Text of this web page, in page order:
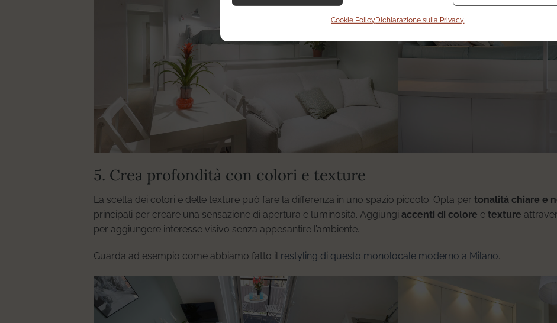
Cookie PolicyDichiarazione sulla Privacy
5. Crea profondità con colori e texture
La scelta dei colori e delle texture può fare la differenza in uno spazio piccolo. Opta per tonalità chiare e
principali per creare una sensazione di apertura e luminosità. Aggiungi accenti di colore e texture
per aggiungere interesse visivo senza appesantire l’ambiente.
Guarda ad esempio come abbiamo fatto il restyling di questo monolocale moderno a Milano.